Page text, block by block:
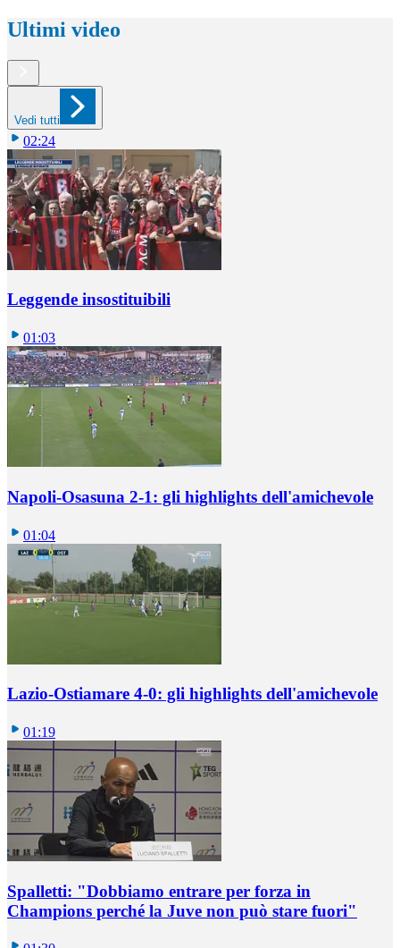
Ultimi video
Vedi tutti
02:24
Leggende insostituibili
01:03
Napoli-Osasuna 2-1: gli highlights dell'amichevole
01:04
Lazio-Ostiamare 4-0: gli highlights dell'amichevole
01:19
Spalletti: "Dobbiamo entrare per forza in
Champions perché la Juve non può stare fuori"